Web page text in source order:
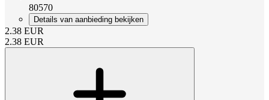
80570
Details van aanbieding bekijken
2.38 EUR
2.38 EUR